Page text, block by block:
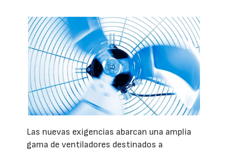
Las nuevas exigencias abarcan una amplia
gama de ventiladores destinados a